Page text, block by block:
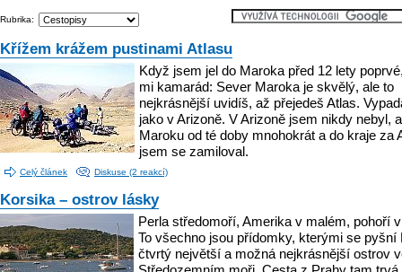
Rubrika:
Křížem krážem pustinami Atlasu
Když jsem jel do Maroka před 12 lety
mi kamarád: Sever Maroka je skvělý, ale to
nejkrásnější uvidíš, až přejedeš Atlas.
jako v Arizoně. V Arizoně jsem nikdy nebyl,
Maroku od té doby mnohokrát a do kraje za
jsem se zamiloval.
Celý článek Diskuse (2 reakcí)
Korsika – ostrov lásky
Perla středomoří, Amerika v malém, pohoří
To všechno jsou přídomky, kterými se pyšní
čtvrtý největší a možná nejkrásnější ostrov